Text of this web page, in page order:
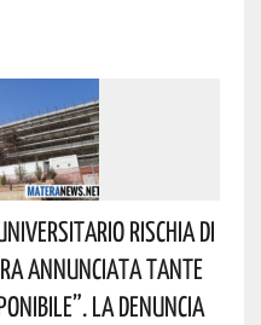
Rischia Di
Annunciata Tante
La Denuncia